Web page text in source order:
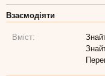
Взаємодіяти
Вміст: